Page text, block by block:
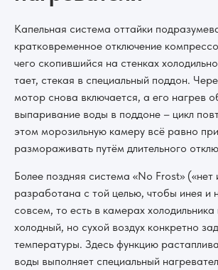
Капельная система оттайки
кратковременное отключение
чего скопившийся на стенках
тает, стекая в специальный поддон.
мотор снова включается, а его нагрев
выпаривание воды в поддоне – цикл
этом морозильную камеру всё равно
размораживать путём длительного
Более поздняя система «No Frost» («нет
разработана с той целью, чтобы инея и
совсем, то есть в камерах холодильника
холодный, но сухой воздух конкретно
температуры. Здесь функцию
воды выполняет специальный